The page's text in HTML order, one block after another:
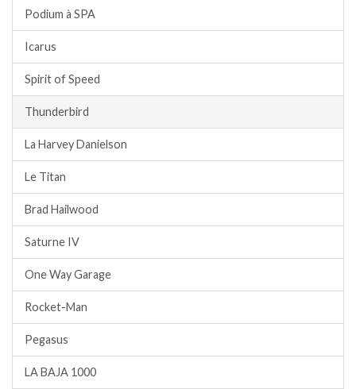
Podium à SPA
Icarus
Spirit of Speed
Thunderbird
La Harvey Danielson
Le Titan
Brad Hailwood
Saturne IV
One Way Garage
Rocket-Man
Pegasus
LA BAJA 1000